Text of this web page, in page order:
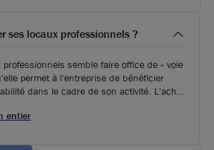
ses locaux professionnels ?
semble faire office de « voie
permet à l'entreprise de bénéficier
dans le cadre de son activité. L'achat
de location qui peuvent de surcroît varier.
entier